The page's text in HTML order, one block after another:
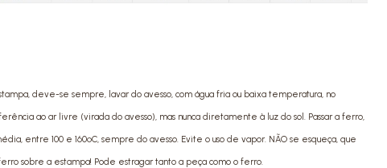
deve-se sempre, lavar do avesso, com água fria ou baixa temperatura, no
ao ar livre (virada do avesso), mas nunca diretamente à luz do sol. Passar a ferro,
entre 100 e 160ºC, sempre do avesso. Evite o uso de vapor. NÃO se esqueça, que
sobre a estampa! Pode estragar tanto a peça como o ferro.